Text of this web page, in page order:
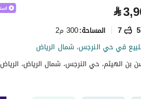
⃁
5
7 المساحة:300 م2
في حي النرجس، شمال الرياض
بن الهيثم، حي النرجس، شمال الرياض، الرياض